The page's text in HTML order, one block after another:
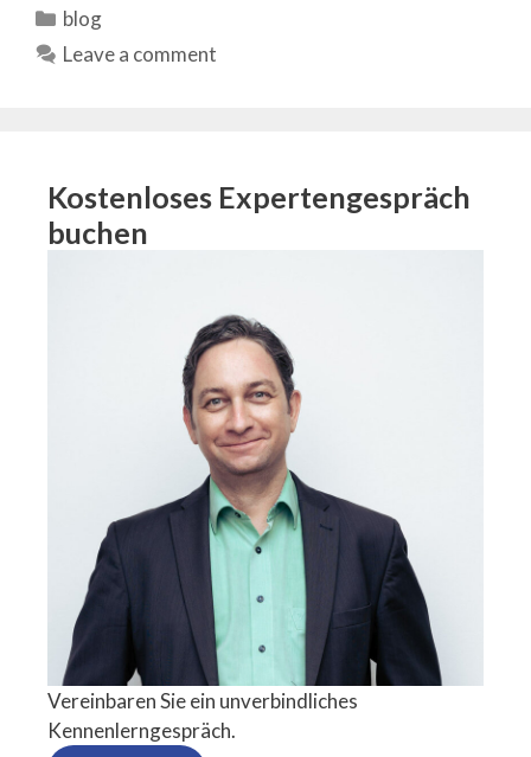
Categories
blog
Leave a comment
Kostenloses Expertengespräch
buchen
Vereinbaren Sie ein unverbindliches
Kennenlerngespräch.